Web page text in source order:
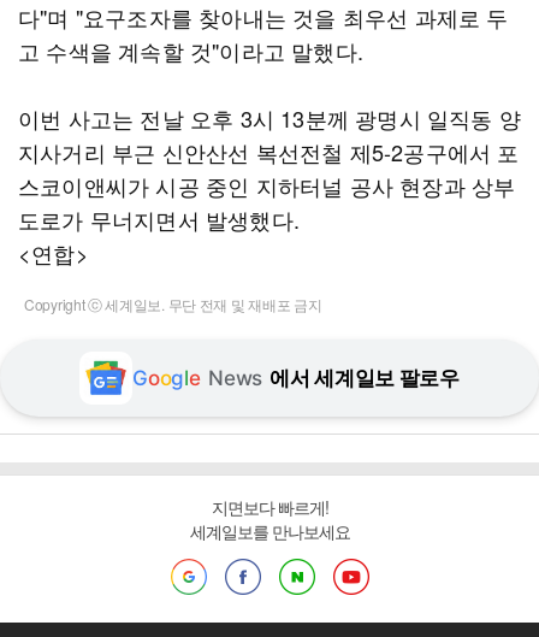
다"며 "요구조자를 찾아내는 것을 최우선 과제로 두
고 수색을 계속할 것"이라고 말했다.
이번 사고는 전날 오후 3시 13분께 광명시 일직동 양
지사거리 부근 신안산선 복선전철 제5-2공구에서 포
스코이앤씨가 시공 중인 지하터널 공사 현장과 상부
도로가 무너지면서 발생했다.
<연합>
Copyright ⓒ 세계일보. 무단 전재 및 재배포 금지
Google News 에서 세계일보 팔로우
지면보다 빠르게!
세계일보를 만나보세요